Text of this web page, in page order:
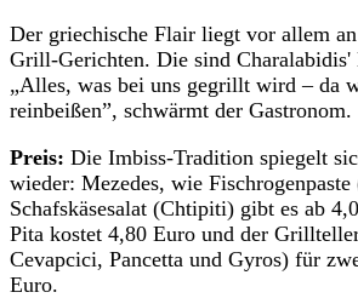
Der griechische Flair liegt vor allem an
Grill-Gerichten. Die sind Charalabidis'
„Alles, was bei uns gegrillt wird – da
reinbeißen”, schwärmt der Gastronom.
Preis: Die Imbiss-Tradition spiegelt
wieder: Mezedes, wie Fischrogenpaste
Schafskäsesalat (Chtipiti) gibt es ab
Pita kostet 4,80 Euro und der
Cevapcici, Pancetta und Gyros) für
Euro.